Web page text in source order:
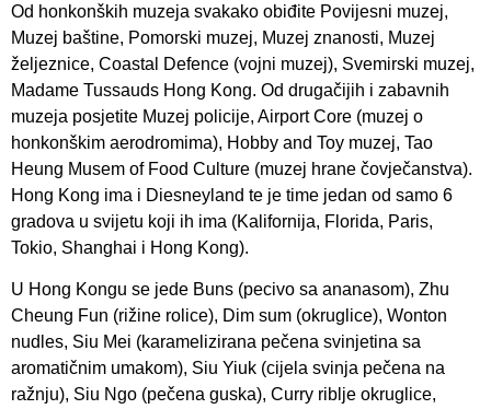
Od honkonških muzeja svakako obiđite Povijesni muzej,
Muzej baštine, Pomorski muzej, Muzej znanosti, Muzej
željeznice, Coastal Defence (vojni muzej), Svemirski muzej,
Madame Tussauds Hong Kong. Od drugačijih i zabavnih
muzeja posjetite Muzej policije, Airport Core (muzej o
honkonškim aerodromima), Hobby and Toy muzej, Tao
Heung Musem of Food Culture (muzej hrane čovječanstva).
Hong Kong ima i Diesneyland te je time jedan od samo 6
gradova u svijetu koji ih ima (Kalifornija, Florida, Paris,
Tokio, Shanghai i Hong Kong).
U Hong Kongu se jede Buns (pecivo sa ananasom), Zhu
Cheung Fun (rižine rolice), Dim sum (okruglice), Wonton
nudles, Siu Mei (karamelizirana pečena svinjetina sa
aromatičnim umakom), Siu Yiuk (cijela svinja pečena na
ražnju), Siu Ngo (pečena guska), Curry riblje okruglice,